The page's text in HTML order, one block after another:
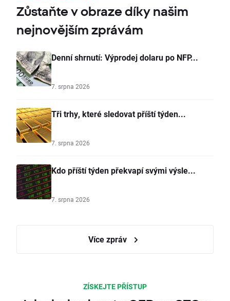
Zůstaňte v obraze díky našim
nejnovějším zprávám
Denní shrnutí: Výprodej dolaru po NFP...
7. srpna 2026
Tři trhy, které sledovat příští týden...
7. srpna 2026
Kdo příští týden překvapí svými výsle...
7. srpna 2026
Více zpráv
ZÍSKEJTE PŘÍSTUP